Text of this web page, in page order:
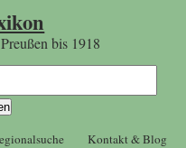
bis 1918
Kontakt & Blog